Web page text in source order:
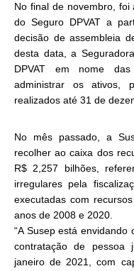
No final de novembro, foi
do Seguro DPVAT a
decisão de assembleia
desta data, a
DPVAT em nome
administrar os ativos,
realizados até 31 de
No mês passado, a
recolher ao caixa dos
R$ 2,257 bilhões,
irregulares pela
executadas com
anos de 2008 e 2020.
“A Susep está
contratação de pessoa
janeiro de 2021, com